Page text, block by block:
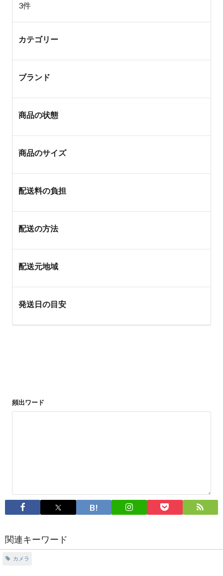
3件
カテゴリー
ブランド
商品の状態
商品のサイズ
配送料の負担
配送の方法
配送元地域
発送日の目安
頻出ワード
関連キーワード
カメラ